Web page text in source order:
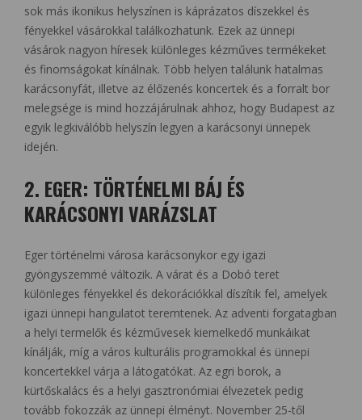
sok más ikonikus helyszínen is káprázatos díszekkel és
fényekkel vásárokkal találkozhatunk. Ezek az ünnepi
vásárok nagyon híresek különleges kézműves termékeket
és finomságokat kínálnak. Több helyen találunk hatalmas
karácsonyfát, illetve az élőzenés koncertek és a forralt bor
melegsége is mind hozzájárulnak ahhoz, hogy Budapest az
egyik legkiválóbb helyszín legyen a karácsonyi ünnepek
idején.
2. EGER: TÖRTÉNELMI BÁJ ÉS
KARÁCSONYI VARÁZSLAT
Eger történelmi városa karácsonykor egy igazi
gyöngyszemmé változik. A várat és a Dobó teret
különleges fényekkel és dekorációkkal díszítik fel, amelyek
igazi ünnepi hangulatot teremtenek. Az adventi forgatagban
a helyi termelők és kézművesek kiemelkedő munkáikat
kínálják, míg a város kulturális programokkal és ünnepi
koncertekkel várja a látogatókat. Az egri borok, a
kürtőskalács és a helyi gasztronómiai élvezetek pedig
tovább fokozzák az ünnepi élményt. November 25-től